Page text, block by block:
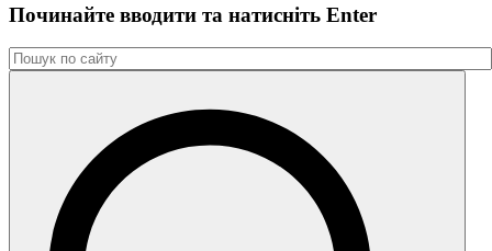
Починайте вводити та натиснiть Enter